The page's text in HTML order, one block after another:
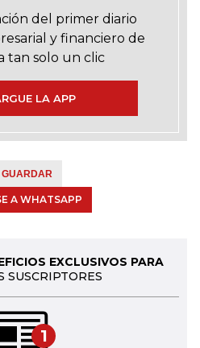
del primer diario
y financiero de
tan solo un clic
LA APP
GUARDAR
A WHATSAPP
EXCLUSIVOS PARA
SUSCRIPTORES
1